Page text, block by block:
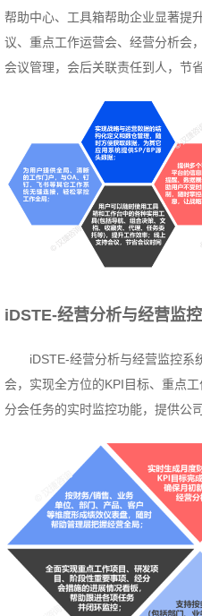
帮助中心、工具箱帮助企业显著提
议、重点工作运营会、经营分析会
会议管理，会后关联责任到人，节
iDSTE-经营分析与经营监
iDSTE-经营分析与经营监控系
会，实现全方位的KPI目标、重点
分会任务的实时监控功能，提供公